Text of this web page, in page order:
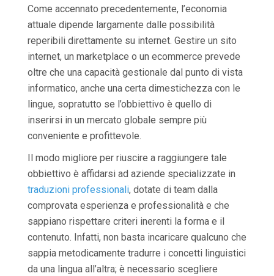
Come accennato precedentemente, l’economia
attuale dipende largamente dalle possibilità
reperibili direttamente su internet. Gestire un sito
internet, un marketplace o un ecommerce prevede
oltre che una capacità gestionale dal punto di vista
informatico, anche una certa dimestichezza con le
lingue, sopratutto se l’obbiettivo è quello di
inserirsi in un mercato globale sempre più
conveniente e profittevole.
Il modo migliore per riuscire a raggiungere tale
obbiettivo è affidarsi ad aziende specializzate in
traduzioni professionali, dotate di team dalla
comprovata esperienza e professionalità e che
sappiano rispettare criteri inerenti la forma e il
contenuto. Infatti, non basta incaricare qualcuno che
sappia metodicamente tradurre i concetti linguistici
da una lingua all’altra; è necessario scegliere